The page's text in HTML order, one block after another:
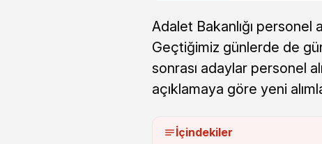
Adalet Bakanlığı personel
Geçtiğimiz günlerde de
sonrası adaylar personel
açıklamaya göre yeni
İçindekiler